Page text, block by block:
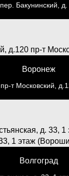
пер. Бакунинский, д.
Воронеж
пр-т Московский,
Волгоград